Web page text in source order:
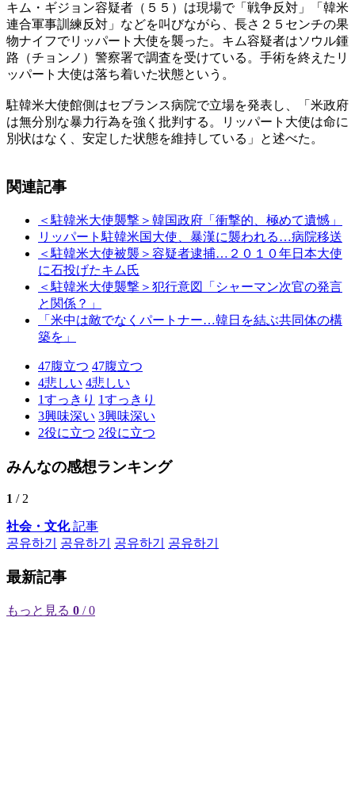
キム・ギジョン容疑者（５５）は現場で「戦争反対」「韓米
連合軍事訓練反対」などを叫びながら、長さ２５センチの果
物ナイフでリッパート大使を襲った。キム容疑者はソウル鍾
路（チョンノ）警察署で調査を受けている。手術を終えたリ
ッパート大使は落ち着いた状態という。
駐韓米大使館側はセブランス病院で立場を発表し、「米政府
は無分別な暴力行為を強く批判する。リッパート大使は命に
別状はなく、安定した状態を維持している」と述べた。
関連記事
＜駐韓米大使襲撃＞韓国政府「衝撃的、極めて遺憾」
リッパート駐韓米国大使、暴漢に襲われる…病院移送
＜駐韓米大使被襲＞容疑者逮捕…２０１０年日本大使
に石投げたキム氏
＜駐韓米大使襲撃＞犯行意図「シャーマン次官の発言
と関係？」
「米中は敵でなくパートナー…韓日を結ぶ共同体の構
築を」
47腹立つ 47腹立つ
4悲しい 4悲しい
1すっきり 1すっきり
3興味深い 3興味深い
2役に立つ 2役に立つ
みんなの感想ランキング
1 / 2
社会・文化記事
공유하기
공유하기 공유하기 공유하기
最新記事
もっと見る 0 / 0